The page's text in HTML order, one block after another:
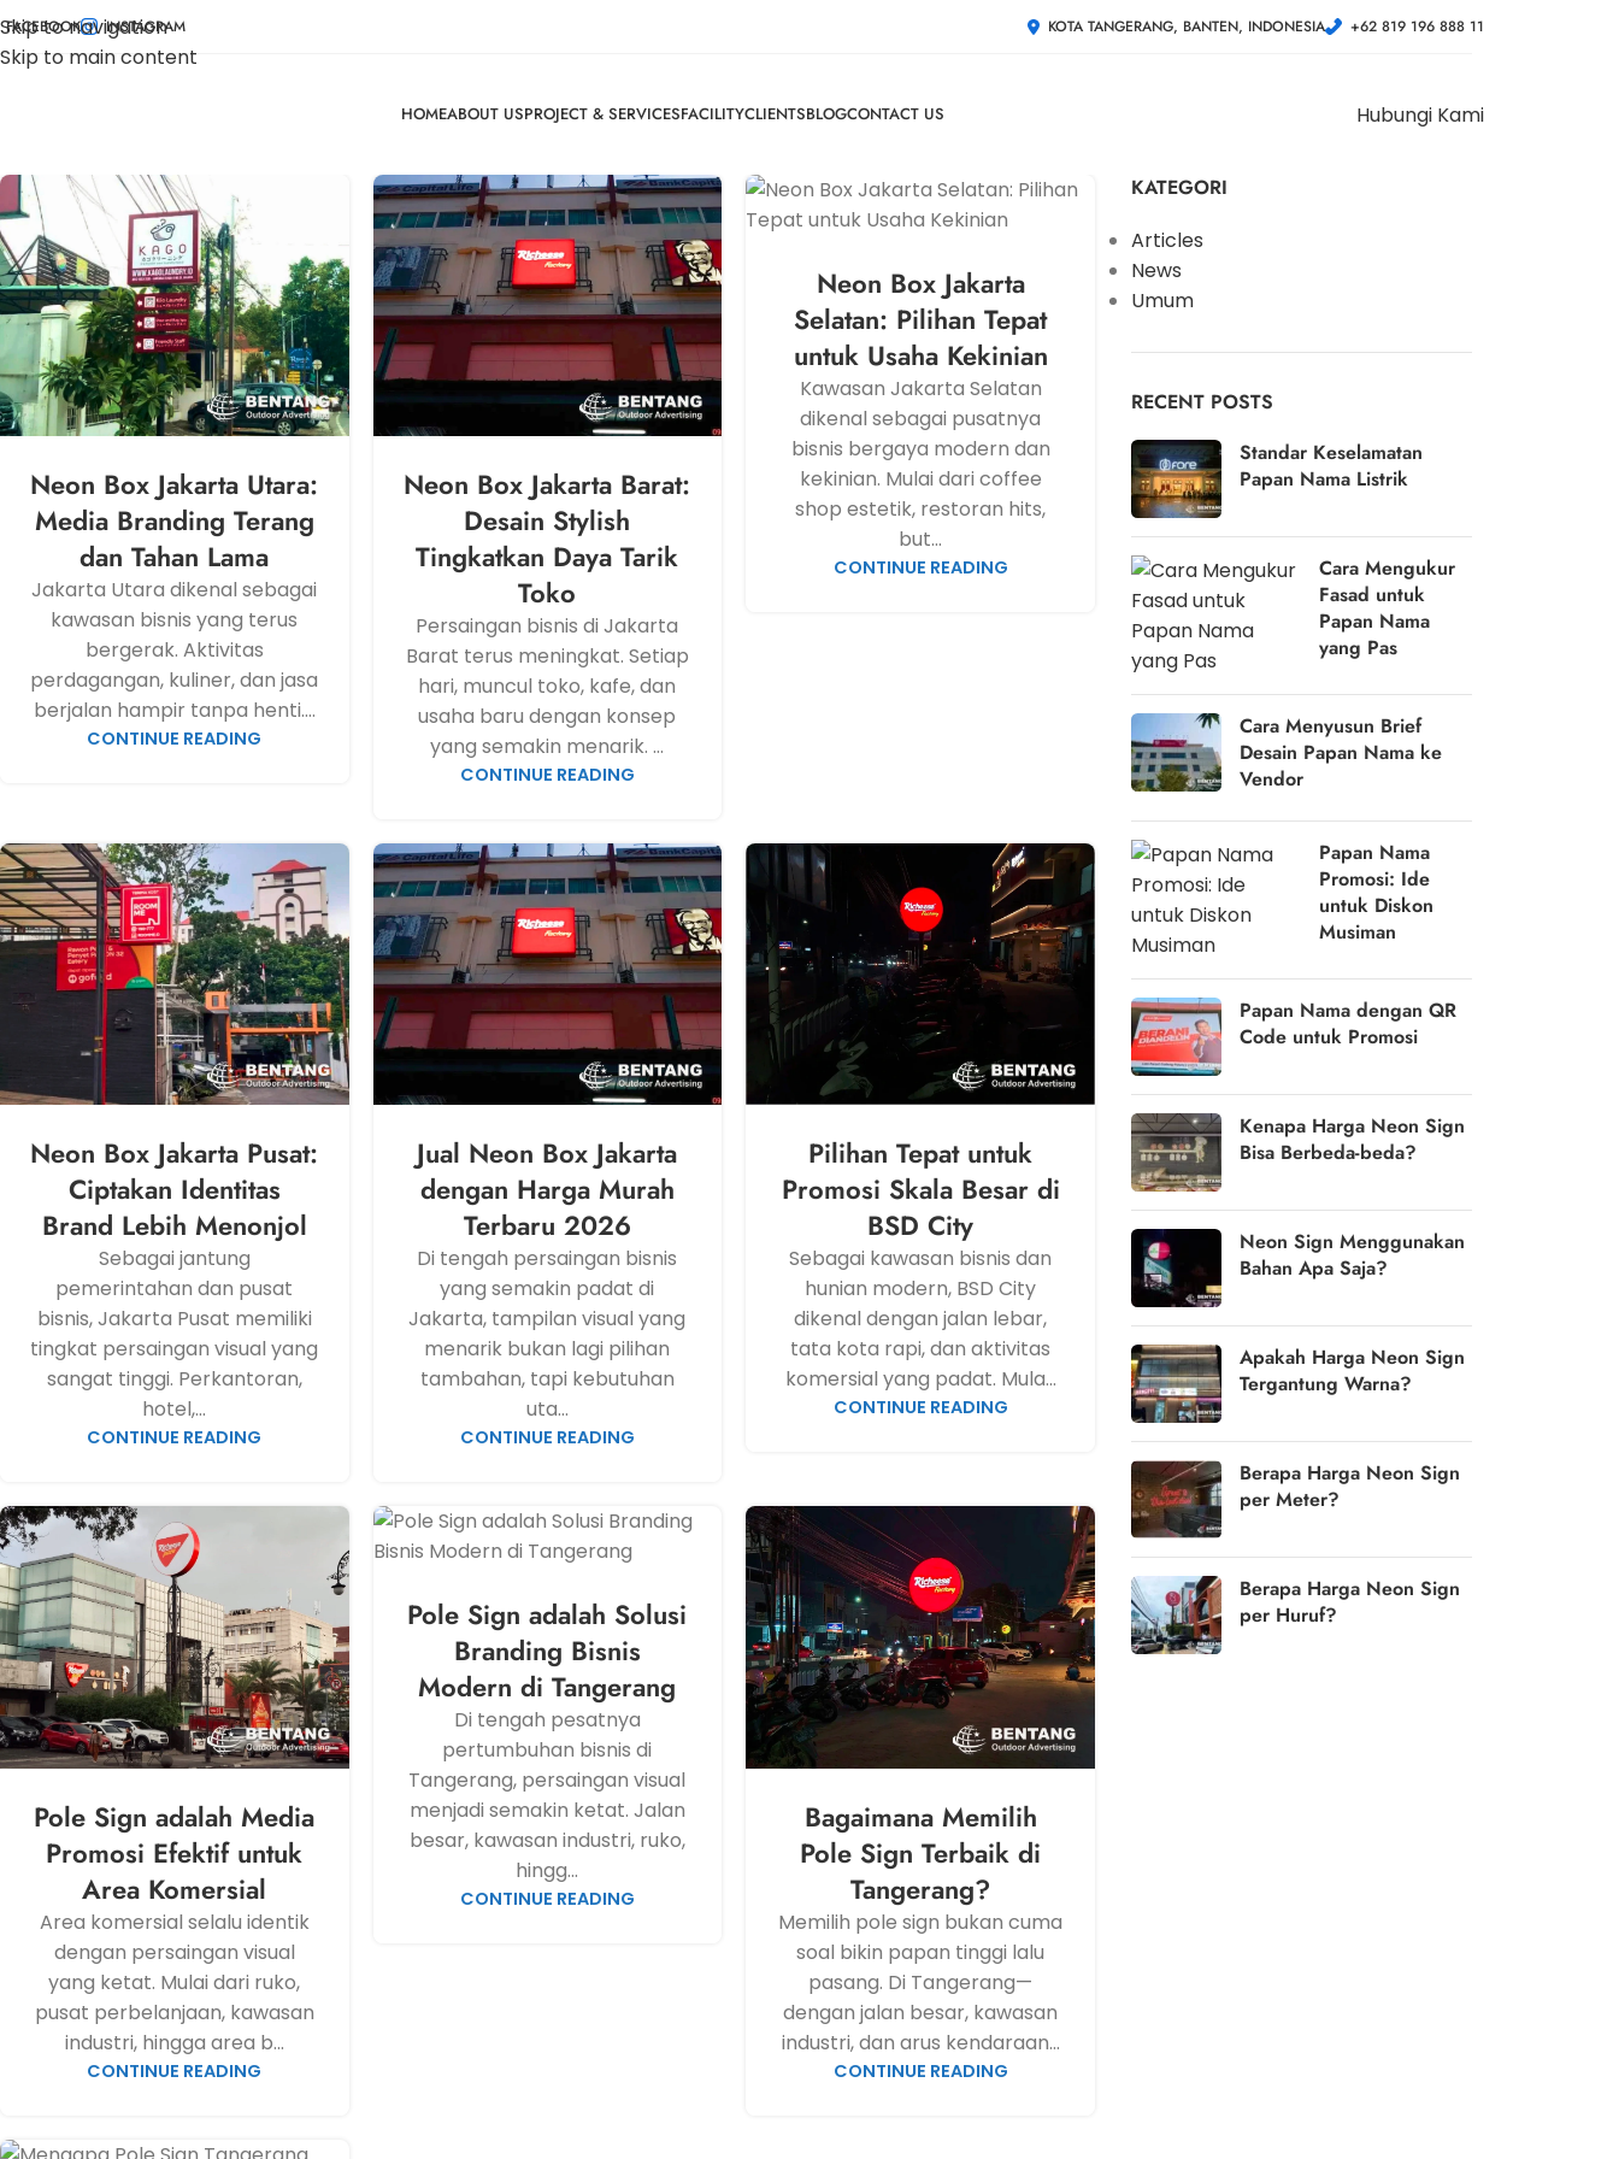
Skip to navigation
Skip to main content
FACEBOOK INSTAGRAM KOTA TANGERANG, BANTEN, INDONESIA +62 819 196 888 11
HOMEABOUT USPROJECT & SERVICESFACILITYCLIENTSBLOGCONTACT US Hubungi Kami
Neon Box Jakarta Utara:
Media Branding Terang
dan Tahan Lama
Jakarta Utara dikenal sebagai
kawasan bisnis yang terus
bergerak. Aktivitas
perdagangan, kuliner, dan jasa
berjalan hampir tanpa henti....
CONTINUE READING
Neon Box Jakarta Barat:
Desain Stylish
Tingkatkan Daya Tarik
Toko
Persaingan bisnis di Jakarta
Barat terus meningkat. Setiap
hari, muncul toko, kafe, dan
usaha baru dengan konsep
yang semakin menarik. ...
CONTINUE READING
Neon Box Jakarta
Selatan: Pilihan Tepat
untuk Usaha Kekinian
Kawasan Jakarta Selatan
dikenal sebagai pusatnya
bisnis bergaya modern dan
kekinian. Mulai dari coffee
shop estetik, restoran hits,
but...
CONTINUE READING
Neon Box Jakarta Pusat:
Ciptakan Identitas
Brand Lebih Menonjol
Sebagai jantung
pemerintahan dan pusat
bisnis, Jakarta Pusat memiliki
tingkat persaingan visual yang
sangat tinggi. Perkantoran,
hotel,...
CONTINUE READING
Jual Neon Box Jakarta
dengan Harga Murah
Terbaru 2026
Di tengah persaingan bisnis
yang semakin padat di
Jakarta, tampilan visual yang
menarik bukan lagi pilihan
tambahan, tapi kebutuhan
uta...
CONTINUE READING
Pilihan Tepat untuk
Promosi Skala Besar di
BSD City
Sebagai kawasan bisnis dan
hunian modern, BSD City
dikenal dengan jalan lebar,
tata kota rapi, dan aktivitas
komersial yang padat. Mula...
CONTINUE READING
Pole Sign adalah Media
Promosi Efektif untuk
Area Komersial
Area komersial selalu identik
dengan persaingan visual
yang ketat. Mulai dari ruko,
pusat perbelanjaan, kawasan
industri, hingga area b...
CONTINUE READING
Pole Sign adalah Solusi
Branding Bisnis
Modern di Tangerang
Di tengah pesatnya
pertumbuhan bisnis di
Tangerang, persaingan visual
menjadi semakin ketat. Jalan
besar, kawasan industri, ruko,
hingg...
CONTINUE READING
Bagaimana Memilih
Pole Sign Terbaik di
Tangerang?
Memilih pole sign bukan cuma
soal bikin papan tinggi lalu
pasang. Di Tangerang—
dengan jalan besar, kawasan
industri, dan arus kendaraan...
CONTINUE READING
KATEGORI
Articles
News
Umum
RECENT POSTS
Standar Keselamatan
Papan Nama Listrik
Cara Mengukur
Fasad untuk
Papan Nama
yang Pas
Cara Menyusun Brief
Desain Papan Nama ke
Vendor
Papan Nama
Promosi: Ide
untuk Diskon
Musiman
Papan Nama dengan QR
Code untuk Promosi
Kenapa Harga Neon Sign
Bisa Berbeda-beda?
Neon Sign Menggunakan
Bahan Apa Saja?
Apakah Harga Neon Sign
Tergantung Warna?
Berapa Harga Neon Sign
per Meter?
Berapa Harga Neon Sign
per Huruf?